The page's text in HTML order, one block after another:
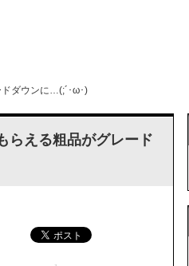
ドダウンに…(;´･ω･)
らえる粗品がグレード